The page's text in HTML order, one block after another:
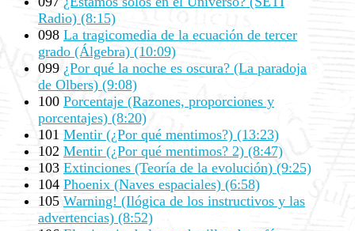
Radio) (8:15)
098 La tragicomedia de la ecuación de tercer
grado (Álgebra) (10:09)
099 ¿Por qué la noche es oscura? (La paradoja
de Olbers) (9:08)
100 Porcentaje (Razones, proporciones y
porcentajes) (8:20)
101 Mentir (¿Por qué mentimos?) (13:23)
102 Mentir (¿Por qué mentimos? 2) (8:47)
103 Extinciones (Teoría de la evolución) (9:25)
104 Phoenix (Naves espaciales) (6:58)
105 Warning! (Ilógica de los instructivos y las
advertencias) (8:52)